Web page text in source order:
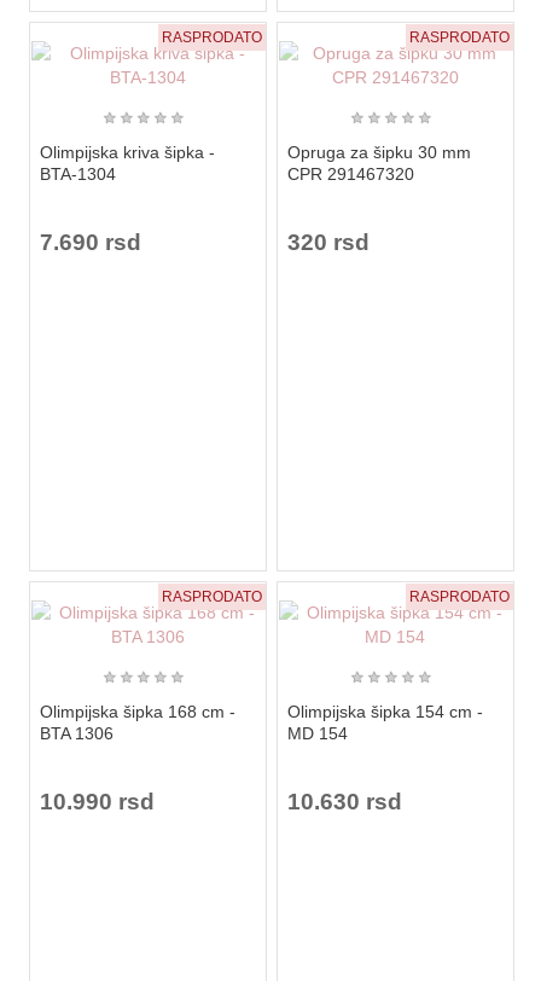
RASPRODATO
★ ★ ★ ★ ★
Olimpijska kriva šipka -
BTA-1304
7.690 rsd
RASPRODATO
★ ★ ★ ★ ★
Opruga za šipku 30 mm
CPR 291467320
320 rsd
RASPRODATO
★ ★ ★ ★ ★
Olimpijska šipka 168 cm -
BTA 1306
10.990 rsd
RASPRODATO
★ ★ ★ ★ ★
Olimpijska šipka 154 cm -
MD 154
10.630 rsd